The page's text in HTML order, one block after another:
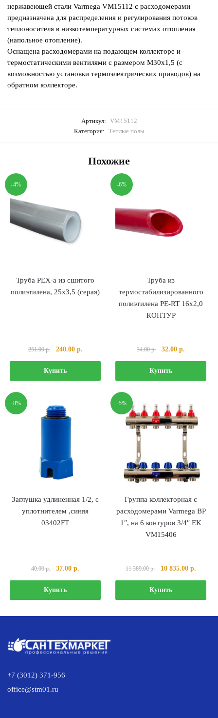
нержавеющей стали Varmega VM15112 с расходомерами
предназначена для распределения и регулирования потоков
теплоносителя в низкотемпературных системах отопления
(напольное отопление).
Оснащена расходомерами на подающем коллекторе и
термостатическими вентилями с размером M30x1,5 (с
возможностью установки термоэлектрических приводов) на
обратном коллекторе.
Артикул: VM15112
Категория: Теплые полы
Похожие
-4%
Труба PEX-a из сшитого
полиэтилена, 25х3,5 (серая)
251.00р.
Первоначальная
цена
составляла
251.00 р..
240.00 р.Текущая
цена:
Купить
-6%
Труба из
термостабилизированного
полиэтилена PE-RT 16х2,0
КОНТУР
34.00р.
Первоначальная
цена
составляла
34.00 р..
32.00р.
цена:
Купить
-8%
Заглушка удлиненная 1/2, с
уплотнителем ,синяя
03402FT
40.00р.
Первоначальная
цена
составляла
40.00 р..
37.00р.
цена:
Купить
-5%
Группа коллекторная с
расходомерами Varmega ВР
1″, на 6 контуров 3/4″ EK
VM15406
11 389.00р.
Первоначальная
цена
составляла
11
10 835.00р.
цена:
835.00
Купить
+7 (3012) 371-956
office@stm01.ru